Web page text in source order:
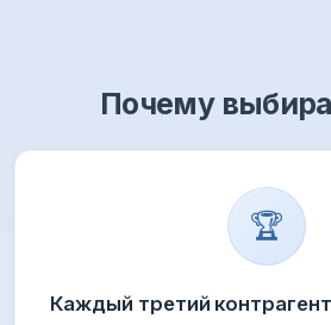
Почему
🏆
Каждый третий